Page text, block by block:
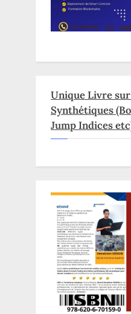
Unique Livre
Synthétiques
Jump Indices